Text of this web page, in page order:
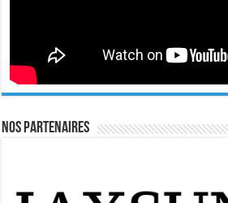
Nos Partenaires